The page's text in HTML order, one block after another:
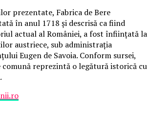
prezentate, Fabrica de Bere
în anul 1718 și descrisă ca fiind
actual al României, a fost înființată la
austriece, sub administrația
Eugen de Savoia. Conform sursei,
comună reprezintă o legătură istorică cu